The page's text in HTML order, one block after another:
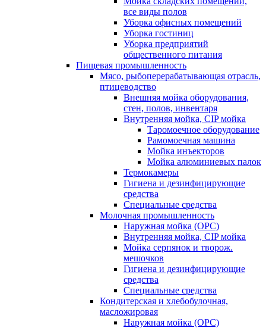
все виды полов
Уборка офисных помещений
Уборка гостиниц
Уборка предприятий
общественного питания
Пищевая промышленность
Мясо, рыбоперерабатывающая отрасль,
птицеводство
Внешняя мойка оборудования,
стен, полов, инвентаря
Внутренняя мойка, CIP мойка
Таромоечное оборудование
Рамомоечная машина
Мойка инъекторов
Мойка алюминиевых палок
Термокамеры
Гигиена и дезинфицирующие
средства
Специальные средства
Молочная промышленность
Наружная мойка (ОРС)
Внутренняя мойка, CIP мойка
Мойка серпянок и творож.
мешочков
Гигиена и дезинфицирующие
средства
Специальные средства
Кондитерская и хлебобулочная,
масложировая
Наружная мойка (ОРС)